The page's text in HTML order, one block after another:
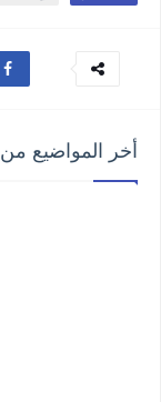
أخر المواضيع